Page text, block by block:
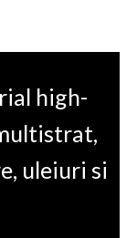
high-
uleiuri si